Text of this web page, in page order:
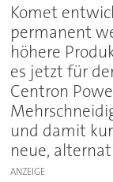
Komet
permanent
höhere
es jetzt für
Centron
und damit
neue,
ANZEIGE